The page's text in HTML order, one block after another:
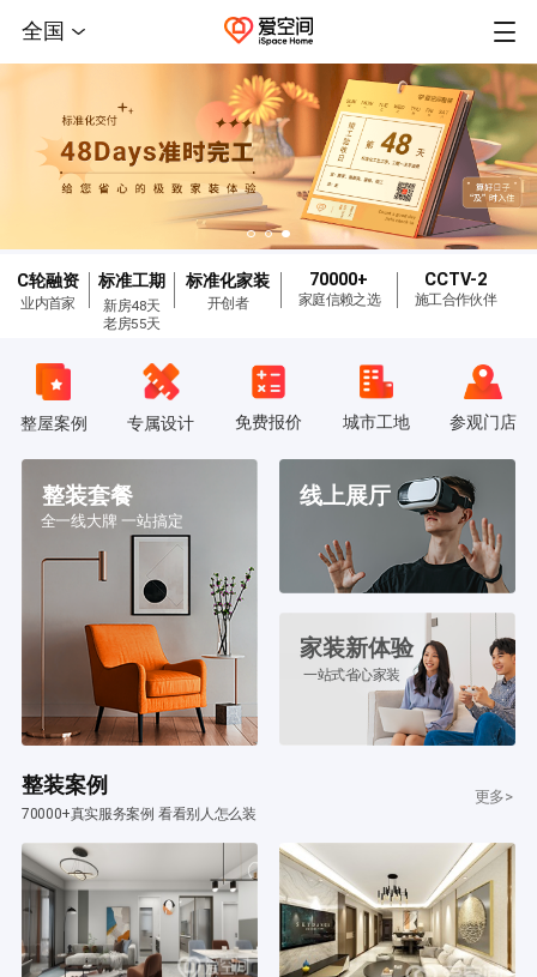
全国
C轮融资
业内首家
标准工期
新房48天
老房55天
标准化家装
开创者
70000+
家庭信赖之选
CCTV-2
施工合作伙伴
整屋案例 专属设计 免费报价 城市工地 参观门店
整装套餐
全一线大牌 一站搞定
线上展厅
家装新体验
一站式省心家装
整装案例
70000+真实服务案例 看看别人怎么装
更多>